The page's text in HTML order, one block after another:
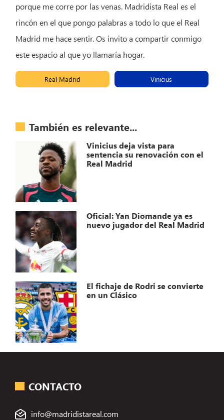
porque me corre por las venas. Madridista Real es el
rincón en el que pongo palabras a todo lo que el Real
Madrid me hace sentir. Os invito a compartir conmigo
este espacio al que yo llamaría hogar.
Real Madrid Vinicius
También es relevante...
Vinicius deja vista para
sentencia su renovación con el
Real Madrid
Oficial: Yan Diomande ya es
nuevo jugador del Real Madrid
El fichaje de Rodri se convierte
en un Clásico
CONTACTO
info@madridistareal.com